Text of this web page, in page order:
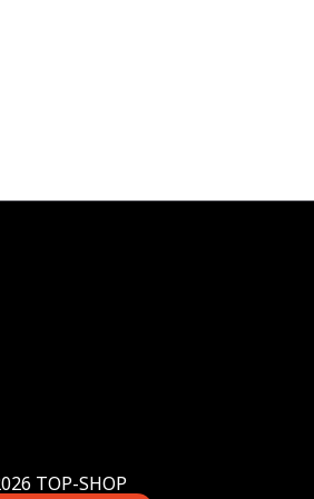
TOP-SHOP